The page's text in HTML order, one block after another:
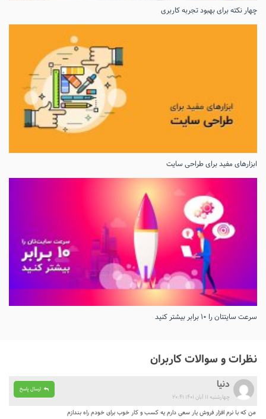
چهار نکته برای بهبود تجربه کاربری
ابزارهای مفید برای طراحی سایت
سرعت سایتتان را ۱۰ برابر بیشتر کنید
نظرات و سوالات کاربران
ارسال پاسخ دنیا
چهارشنبه ۱۱ آبان ۱۴۰۱ ۲۰:۴۱
من که با نرم افزار فروش یار سعی دارم یه کسب و کار خوب برای خودم راه بندازم